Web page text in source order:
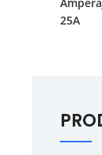
25A